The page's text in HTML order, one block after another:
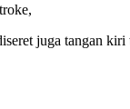
juga tangan